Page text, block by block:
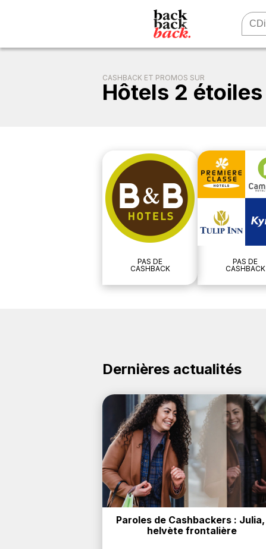
CASHBACK ET PROMOS SUR
Hôtels 2 étoiles
PAS DE
CASHBACK
PAS DE
CASHBACK
Dernières actualités
Paroles de Cashbackers : Julia,
helvète frontalière